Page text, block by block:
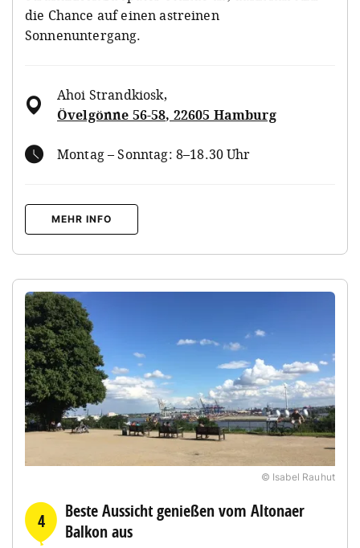
die Chance auf einen astreinen
Sonnenuntergang.
Ahoi Strandkiosk,
Övelgönne 56-58, 22605 Hamburg
Montag – Sonntag: 8–18.30 Uhr
MEHR INFO
© Isabel Rauhut
4
Beste Aussicht genießen vom Altonaer
Balkon aus